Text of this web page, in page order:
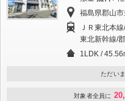
福島県郡山市
ＪＲ東北本
東北新幹線/
1LDK /
ただいま
対象者全員に